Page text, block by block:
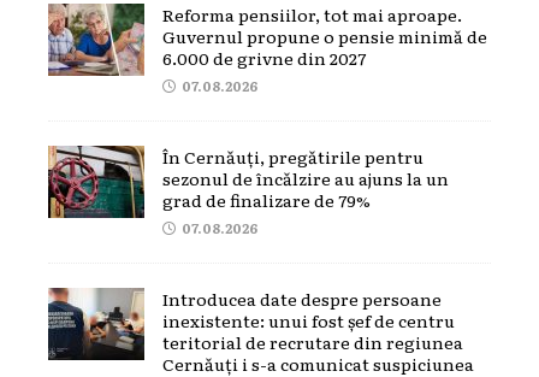
Reforma pensiilor, tot mai aproape.
Guvernul propune o pensie minimă de
6.000 de grivne din 2027
07.08.2026
În Cernăuți, pregătirile pentru
sezonul de încălzire au ajuns la un
grad de finalizare de 79%
07.08.2026
Introducea date despre persoane
inexistente: unui fost șef de centru
teritorial de recrutare din regiunea
Cernăuți i s-a comunicat suspiciunea